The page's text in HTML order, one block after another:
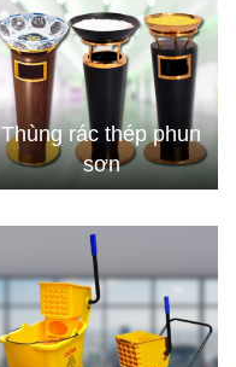
Thùng rác thép phun
sơn